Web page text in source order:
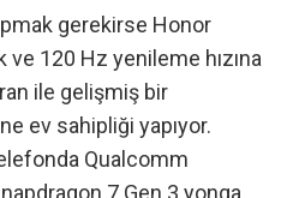
gerekirse Honor
120 Hz yenileme hızına
ile gelişmiş bir
ev sahipliği yapıyor.
Qualcomm
7 Gen 3 yonga